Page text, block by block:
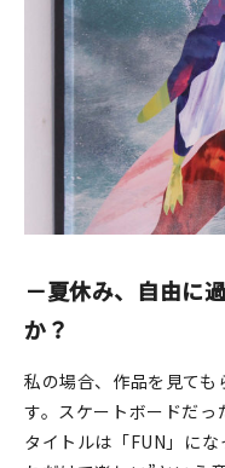
－夏休み、自由に
か？
私の場合、作品を見て
す。スケートボードだ
タイトルは「FUN」に